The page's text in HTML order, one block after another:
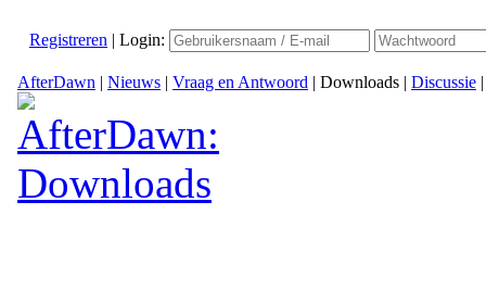
Registreren | Login:
AfterDawn | Nieuws | Vraag en Antwoord | Downloads | Discussie